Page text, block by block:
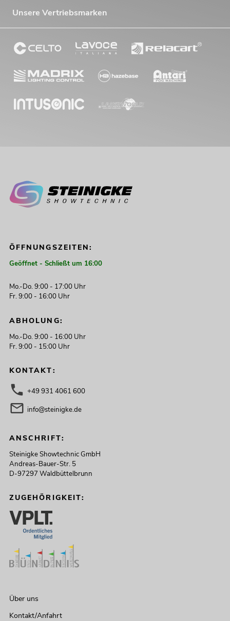
Unsere Vertriebsmarken
ÖFFNUNGSZEITEN:
Geöffnet - Schließt um 16:00
Mo.-Do. 9:00 - 17:00 Uhr
Fr. 9:00 - 16:00 Uhr
ABHOLUNG:
Mo.-Do. 9:00 - 16:00 Uhr
Fr. 9:00 - 15:00 Uhr
KONTAKT:
+49 931 4061 600
info@steinigke.de
ANSCHRIFT:
Steinigke Showtechnic GmbH
Andreas-Bauer-Str. 5
D-97297 Waldbüttelbrunn
ZUGEHÖRIGKEIT:
Über uns
Kontakt/Anfahrt